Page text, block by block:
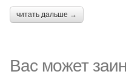
читать дальше →
Вас может